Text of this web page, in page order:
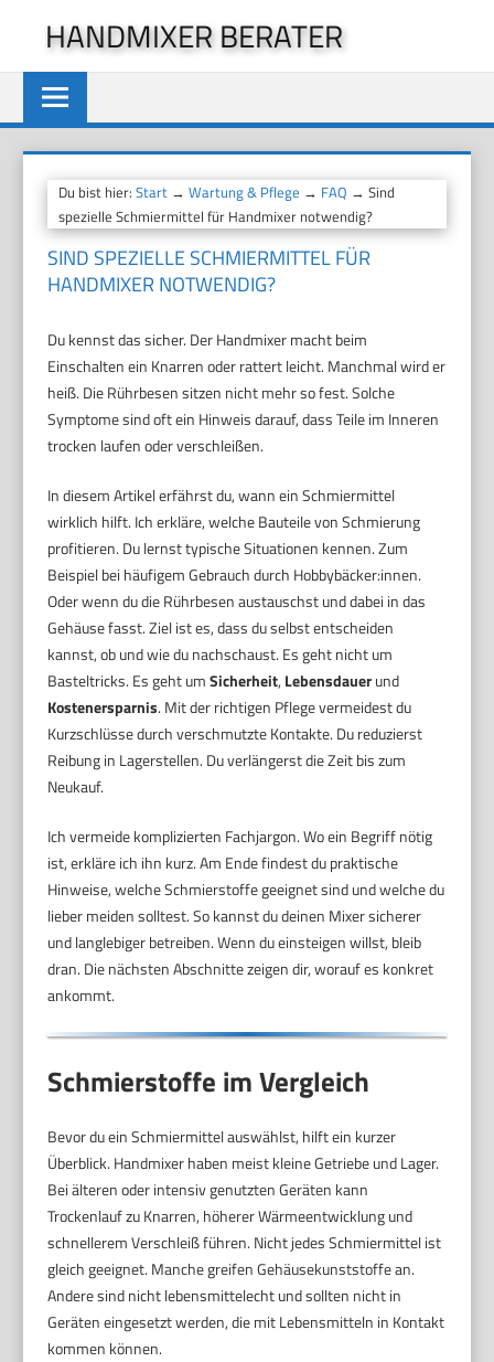
springen
HANDMIXER BERATER
Du bist hier:Start →Wartung & Pflege → FAQ → Sind
spezielle Schmiermittel für Handmixer notwendig?
SIND SPEZIELLE SCHMIERMITTEL FÜR
HANDMIXER NOTWENDIG?
Du kennst das sicher. Der Handmixer macht beim
Einschalten ein Knarren oder rattert leicht. Manchmal wird er
heiß. Die Rührbesen sitzen nicht mehr so fest. Solche
Symptome sind oft ein Hinweis darauf, dass Teile im Inneren
trocken laufen oder verschleißen.
In diesem Artikel erfährst du, wann ein Schmiermittel
wirklich hilft. Ich erkläre, welche Bauteile von Schmierung
profitieren. Du lernst typische Situationen kennen. Zum
Beispiel bei häufigem Gebrauch durch Hobbybäcker:innen.
Oder wenn du die Rührbesen austauschst und dabei in das
Gehäuse fasst. Ziel ist es, dass du selbst entscheiden
kannst, ob und wie du nachschaust. Es geht nicht um
Basteltricks. Es geht umSicherheit, Lebensdauerund
Kostenersparnis. Mit der richtigen Pflege vermeidest du
Kurzschlüsse durch verschmutzte Kontakte. Du reduzierst
Reibung in Lagerstellen. Du verlängerst die Zeit bis zum
Neukauf.
Ich vermeide komplizierten Fachjargon. Wo ein Begriff nötig
ist, erkläre ich ihn kurz. Am Ende findest du praktische
Hinweise, welche Schmierstoffe geeignet sind und welche du
lieber meiden solltest. So kannst du deinen Mixer sicherer
und langlebiger betreiben. Wenn du einsteigen willst, bleib
dran. Die nächsten Abschnitte zeigen dir, worauf es konkret
ankommt.
Schmierstoffe im Vergleich
Bevor du ein Schmiermittel auswählst, hilft ein kurzer
Überblick. Handmixer haben meist kleine Getriebe und Lager.
Bei älteren oder intensiv genutzten Geräten kann
Trockenlauf zu Knarren, höherer Wärmeentwicklung und
schnellerem Verschleiß führen. Nicht jedes Schmiermittel ist
gleich geeignet. Manche greifen Gehäusekunststoffe an.
Andere sind nicht lebensmittelecht und sollten nicht in
Geräten eingesetzt werden, die mit Lebensmitteln in Kontakt
kommen können.